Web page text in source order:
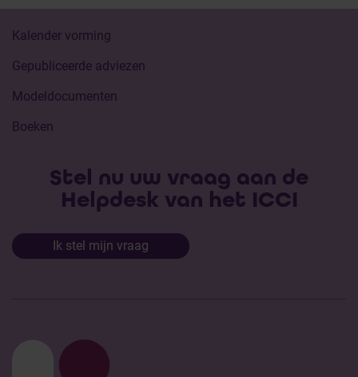
Kalender vorming
Gepubliceerde adviezen
Modeldocumenten
Boeken
Stel nu uw vraag aan de
Helpdesk van het ICCI
Ik stel mijn vraag